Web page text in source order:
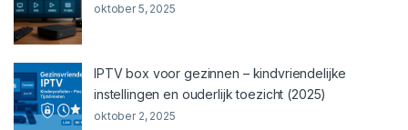
oktober 5, 2025
IPTV box voor gezinnen – kindvriendelijke
instellingen en ouderlijk toezicht (2025)
oktober 2, 2025